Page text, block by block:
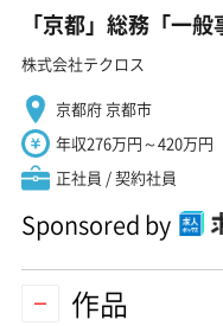
「京都」総務「一
株式会社テクロス
京都府 京都市
年収276万円～420万円
正社員 / 契約社員
Sponsored by
作品